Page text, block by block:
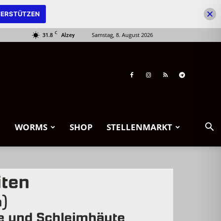
31.8 C Alzey Samstag, 8. August 2026
WORMS SHOP STELLENMARKT